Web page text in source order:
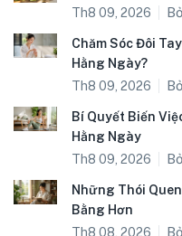
Th8 09, 2026
Chăm Sóc Đôi
Hằng Ngày?
Th8 09, 2026
Bí Quyết Biến
Hằng Ngày
Th8 09, 2026
Những Thói
Bằng Hơn
Th8 08, 2026